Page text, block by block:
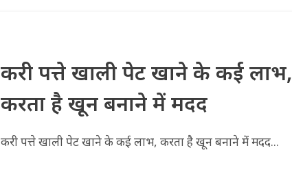
करी पत्ते खाली पेट खाने के कई लाभ,
करता है खून बनाने में मदद
करी पत्ते खाली पेट खाने के कई लाभ, करता है खून बनाने में मदद...